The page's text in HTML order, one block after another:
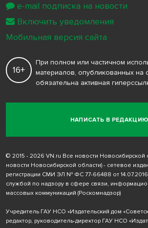
НАПИСАТЬ В РЕДАКЦИЮ
16+
При полном или частичном
материалов, опубликованных на
обязательна активная
© 2015 - 2026 VN.ru Все новости Новосибирской
новости Новосибирской области) - сетевое
регистрации СМИ ЭЛ № ФС 77-66488 от
службой по надзору в сфере связи,
массовых коммуникаций (Роскомнадзор)
Учредитель ГАУ НСО «Издательский дом
редактор, руководитель-директор ГАУ НСО
e-mail подписка на новости
Включить уведомления
Мобильная версия сайта